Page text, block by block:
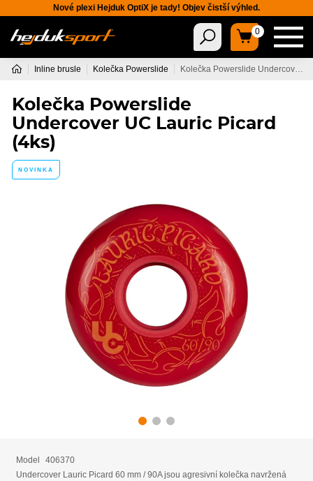
Nové plexi Hejduk OptiX je tady! Objev čistší výhled.
0
Inline brusle Kolečka Powerslide
Kolečka Powerslide
Undercover UC Lauric Picard
(4ks)
NOVINKA
Model
406370
Undercover Lauric Picard 60 mm / 90A jsou agresivní kolečka navržená